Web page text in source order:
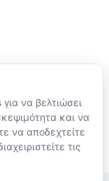
να βελτιώσει
και να
να αποδεχτείτε
τις